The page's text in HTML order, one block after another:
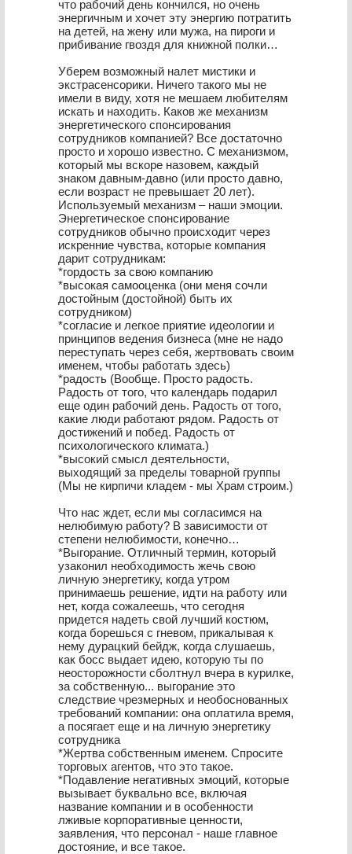
что рабочий день кончился, но очень
энергичным и хочет эту энергию потратить
на детей, на жену или мужа, на пироги и
прибивание гвоздя для книжной полки…
Уберем возможный налет мистики и
экстрасенсорики. Ничего такого мы не
имели в виду, хотя не мешаем любителям
искать и находить. Каков же механизм
энергетического спонсирования
сотрудников компанией? Все достаточно
просто и хорошо известно. С механизмом,
который мы вскоре назовем, каждый
знаком давным-давно (или просто давно,
если возраст не превышает 20 лет).
Используемый механизм – наши эмоции.
Энергетическое спонсирование
сотрудников обычно происходит через
искренние чувства, которые компания
дарит сотрудникам:
*гордость за свою компанию
*высокая самооценка (они меня сочли
достойным (достойной) быть их
сотрудником)
*согласие и легкое приятие идеологии и
принципов ведения бизнеса (мне не надо
переступать через себя, жертвовать своим
именем, чтобы работать здесь)
*радость (Вообще. Просто радость.
Радость от того, что календарь подарил
еще один рабочий день. Радость от того,
какие люди работают рядом. Радость от
достижений и побед. Радость от
психологического климата.)
*высокий смысл деятельности,
выходящий за пределы товарной группы
(Мы не кирпичи кладем - мы Храм строим.)
Что нас ждет, если мы согласимся на
нелюбимую работу? В зависимости от
степени нелюбимости, конечно…
*Выгорание. Отличный термин, который
узаконил необходимость жечь свою
личную энергетику, когда утром
принимаешь решение, идти на работу или
нет, когда сожалеешь, что сегодня
придется надеть свой лучший костюм,
когда борешься с гневом, прикалывая к
нему дурацкий бейдж, когда слушаешь,
как босс выдает идею, которую ты по
неосторожности сболтнул вчера в курилке,
за собственную... выгорание это
следствие чрезмерных и необоснованных
требований компании: она оплатила время,
а посягает еще и на личную энергетику
сотрудника
*Жертва собственным именем. Спросите
торговых агентов, что это такое.
*Подавление негативных эмоций, которые
вызывает буквально все, включая
название компании и в особенности
лживые корпоративные ценности,
заявления, что персонал - наше главное
достояние, и все такое.